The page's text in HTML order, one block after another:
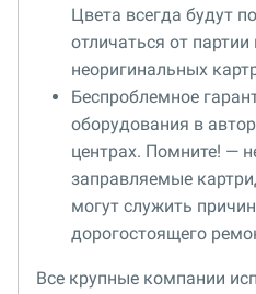
Цвета всегда будут
отличаться от
неоригинальных
Беспроблемное
оборудования в
центрах. Помните! —
заправляемые
могут служить
дорогостоящего
Все крупные компании